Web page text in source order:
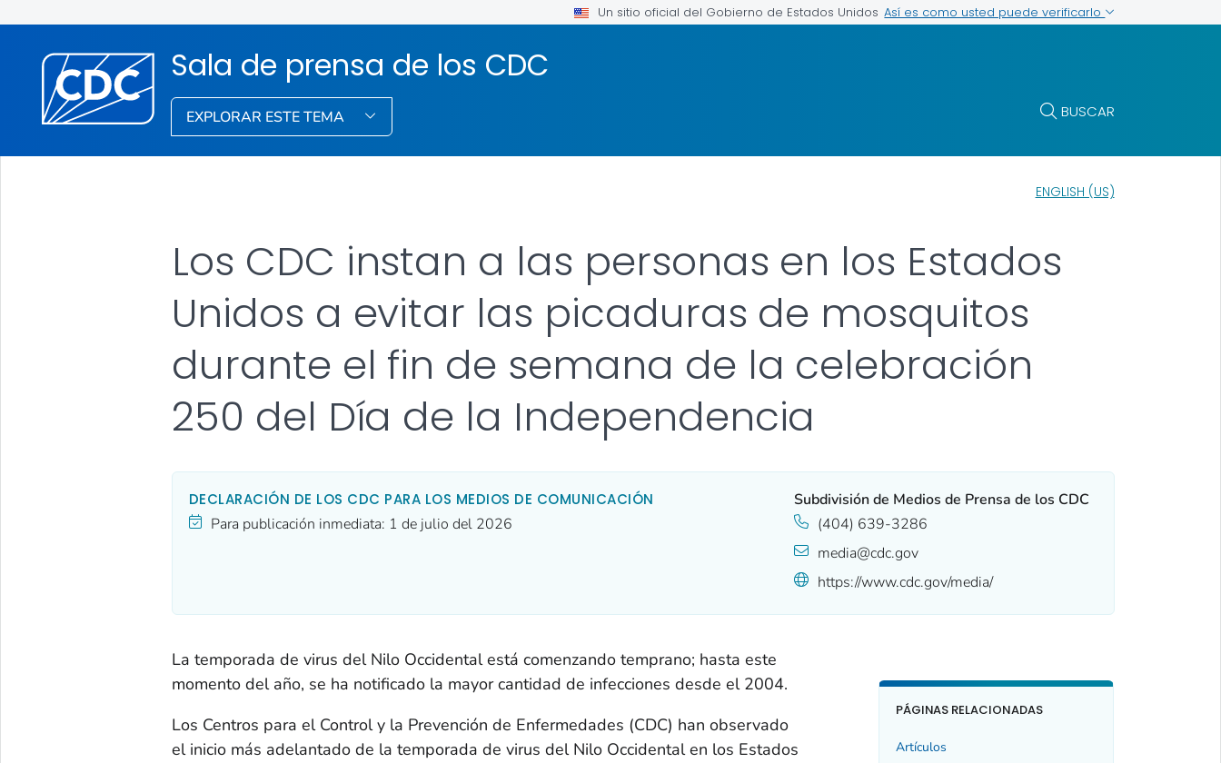
Un sitio oficial del Gobierno de Estados Unidos Así es como usted puede verificarlo
Sala de prensa de los CDC
EXPLORAR ESTE TEMA BUSCAR
ENGLISH (US)
Los CDC instan a las personas en los Estados
Unidos a evitar las picaduras de mosquitos
durante el fin de semana de la celebración
250 del Día de la Independencia
DECLARACIÓN DE LOS CDC PARA LOS MEDIOS DE COMUNICACIÓN
Para publicación inmediata: 1 de julio del 2026
Subdivisión de Medios de Prensa de los CDC
(404) 639-3286
media@cdc.gov
https://www.cdc.gov/media/
La temporada de virus del Nilo Occidental está comenzando temprano; hasta este
momento del año, se ha notificado la mayor cantidad de infecciones desde el 2004.
Los Centros para el Control y la Prevención de Enfermedades (CDC) han observado
el inicio más adelantado de la temporada de virus del Nilo Occidental en los Estados
PÁGINAS RELACIONADAS
Artículos